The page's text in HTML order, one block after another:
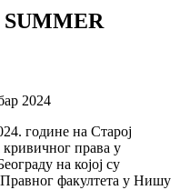
2024
године на Старој
права у
на којој су
факултета у Нишу